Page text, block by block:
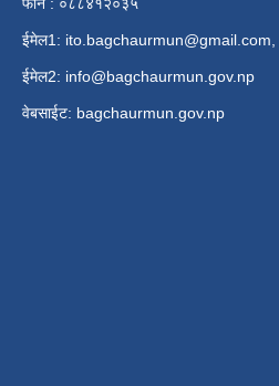
ईमेल1: ito.bagchaurmun@gmail.com
ईमेल2: info@bagchaurmun.gov.np
वे‍बसाईट: bagchaurmun.gov.np